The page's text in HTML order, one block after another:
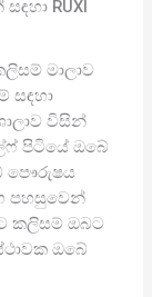
RUXI
මාලාව
සඳහා
විසින්
පිටියේ ඔබේ
පෞරුෂය
පහසුවෙන්
කලිසම් ඔබට
ඔබේ